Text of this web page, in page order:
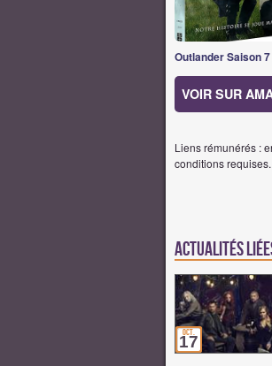
Outlander Saison 7
VOIR SUR
Liens rémunérés :
conditions requises.
Actualités
oct.
17